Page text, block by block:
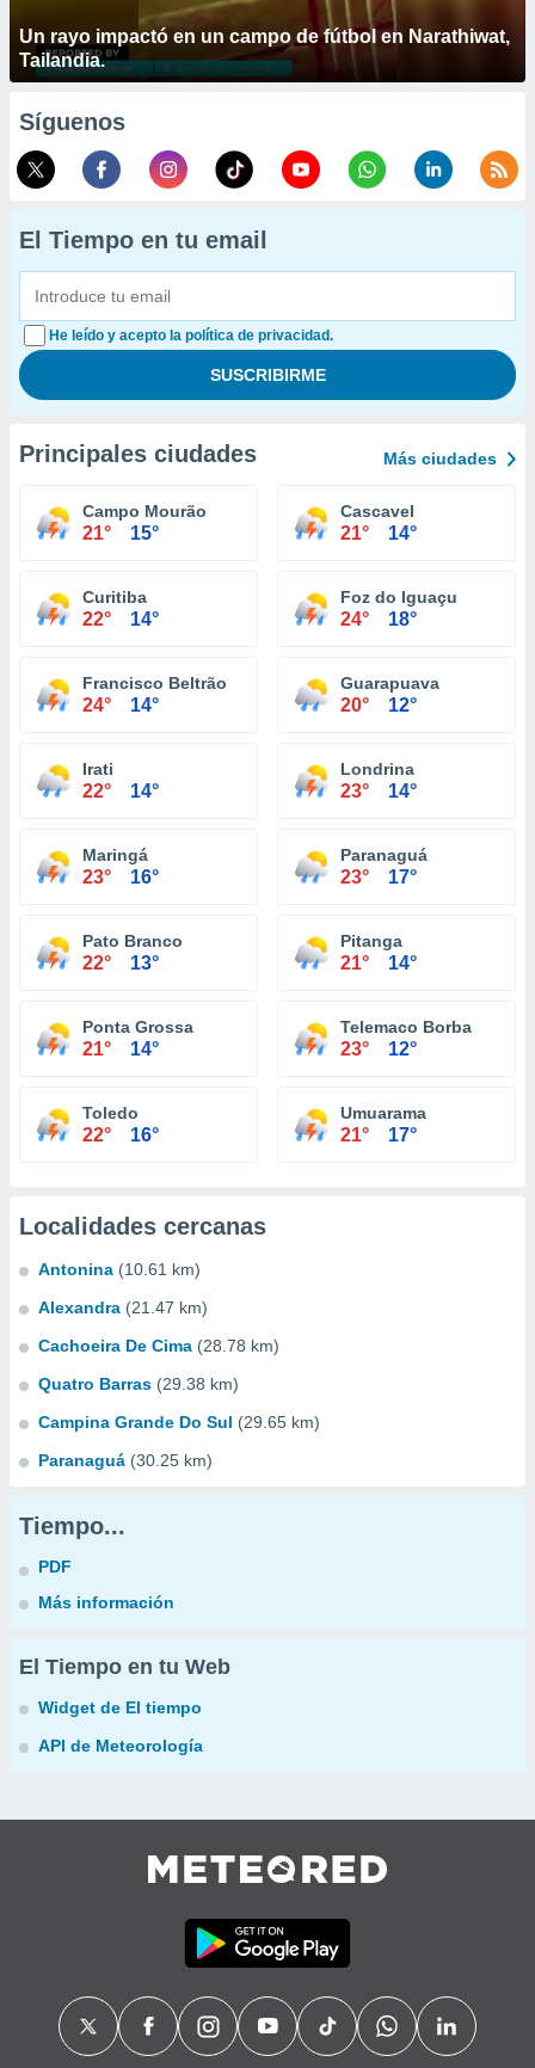
Un rayo impactó en un campo de fútbol en Narathiwat,
Tailandia.
Síguenos
El Tiempo en tu email
He leído y acepto la política de privacidad.
Principales ciudades Más ciudades
Campo Mourão
21° 15°
Cascavel
21° 14°
Curitiba
22° 14°
Foz do Iguaçu
24° 18°
Francisco Beltrão
24° 14°
Guarapuava
20° 12°
Irati
22° 14°
Londrina
23° 14°
Maringá
23° 16°
Paranaguá
23° 17°
Pato Branco
22° 13°
Pitanga
21° 14°
Ponta Grossa
21° 14°
Telemaco Borba
23° 12°
Toledo
22° 16°
Umuarama
21° 17°
Localidades cercanas
Antonina (10.61 km)
Alexandra (21.47 km)
Cachoeira De Cima (28.78 km)
Quatro Barras (29.38 km)
Campina Grande Do Sul (29.65 km)
Paranaguá (30.25 km)
Tiempo...
PDF
Más información
El Tiempo en tu Web
Widget de El tiempo
API de Meteorología